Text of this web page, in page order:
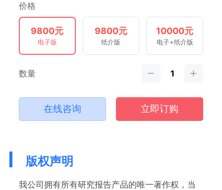
价格
9800元
电子版
9800元
纸介版
10000元
电子+纸介版
数量
在线咨询 立即订购
版权声明
我公司拥有所有研究报告产品的唯一著作权，当